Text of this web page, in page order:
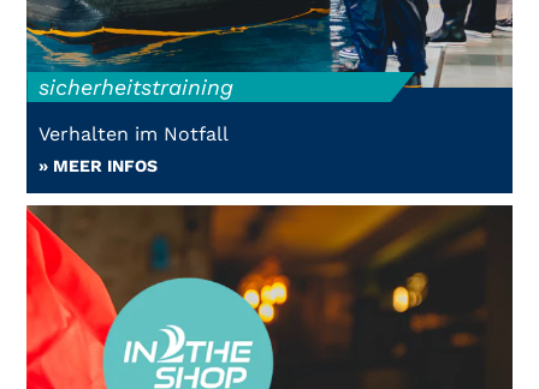
sicherheitstraining
Verhalten im Notfall
» MEER INFOS